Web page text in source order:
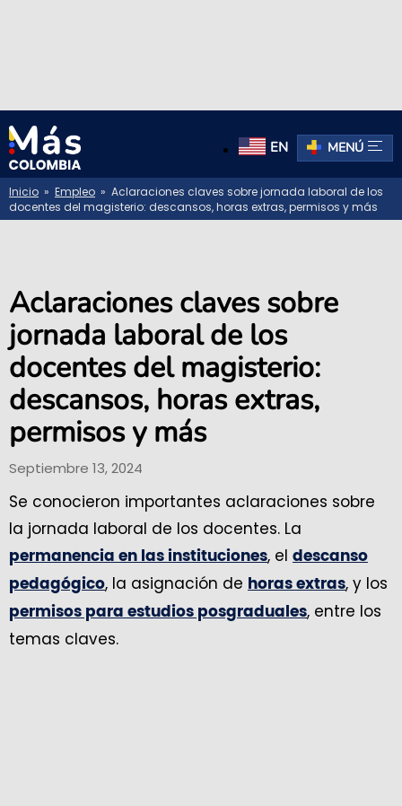
EN MENÚ
Inicio » Empleo » Aclaraciones claves sobre jornada laboral de los
docentes del magisterio: descansos, horas extras, permisos y más
Aclaraciones claves sobre
jornada laboral de los
docentes del magisterio:
descansos, horas extras,
permisos y más
Septiembre 13, 2024
Se conocieron importantes aclaraciones sobre
la jornada laboral de los docentes. La
permanencia en las instituciones, el descanso
pedagógico, la asignación de horas extras, y los
permisos para estudios posgraduales, entre los
temas claves.